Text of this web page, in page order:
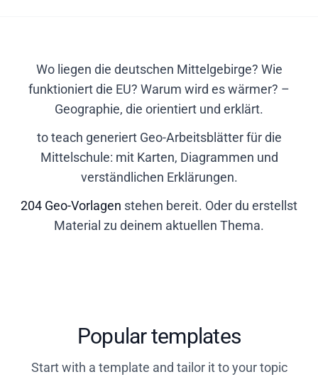
Wo liegen die deutschen Mittelgebirge? Wie
funktioniert die EU? Warum wird es wärmer? –
Geographie, die orientiert und erklärt.
to teach generiert Geo-Arbeitsblätter für die
Mittelschule: mit Karten, Diagrammen und
verständlichen Erklärungen.
204 Geo-Vorlagen stehen bereit. Oder du erstellst
Material zu deinem aktuellen Thema.
Popular templates
Start with a template and tailor it to your topic